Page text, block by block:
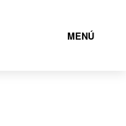
MENÚ